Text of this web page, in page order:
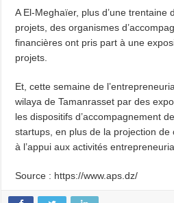
A El-Meghaïer, plus d’une trentaine
projets, des organismes
financières ont pris part à une
projets.
Et, cette semaine de
wilaya de Tamanrasset par des
les dispositifs d’accompagnement
startups, en plus de la projection
à l’appui aux activités
Source : https://www.aps.dz/